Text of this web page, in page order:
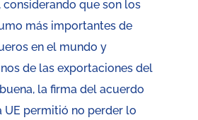
que son los
más importantes de
en el mundo y
de las exportaciones del
la firma del acuerdo
permitió no perder lo